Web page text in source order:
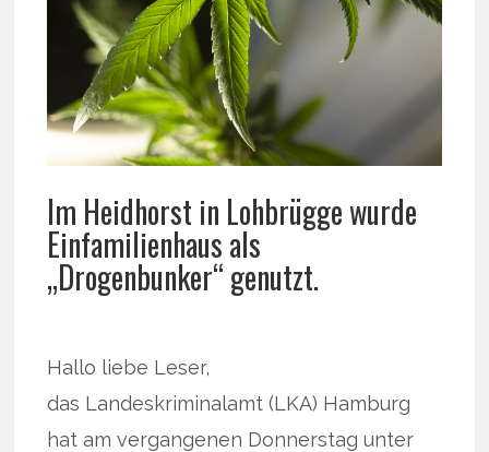
Im Heidhorst in Lohbrügge wurde
Einfamilienhaus als
„Drogenbunker“ genutzt.
Hallo liebe Leser,
das Landeskriminalamt (LKA) Hamburg
hat am vergangenen Donnerstag unter